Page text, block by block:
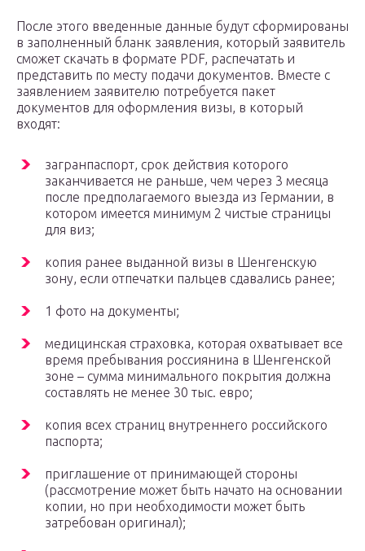
После этого введенные данные будут сформированы
в заполненный бланк заявления, который заявитель
сможет скачать в формате PDF, распечатать и
представить по месту подачи документов. Вместе с
заявлением заявителю потребуется пакет
документов для оформления визы, в который
входят:
загранпаспорт, срок действия которого
заканчивается не раньше, чем через 3 месяца
после предполагаемого выезда из Германии, в
котором имеется минимум 2 чистые страницы
для виз;
копия ранее выданной визы в Шенгенскую
зону, если отпечатки пальцев сдавались ранее;
1 фото на документы;
медицинская страховка, которая охватывает все
время пребывания россиянина в Шенгенской
зоне – сумма минимального покрытия должна
составлять не менее 30 тыс. евро;
копия всех страниц внутреннего российского
паспорта;
приглашение от принимающей стороны
(рассмотрение может быть начато на основании
копии, но при необходимости может быть
затребован оригинал);